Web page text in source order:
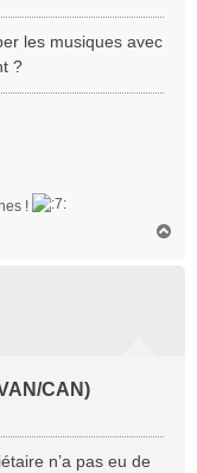
les musiques avec
?
!
CAN)
n’a pas eu de